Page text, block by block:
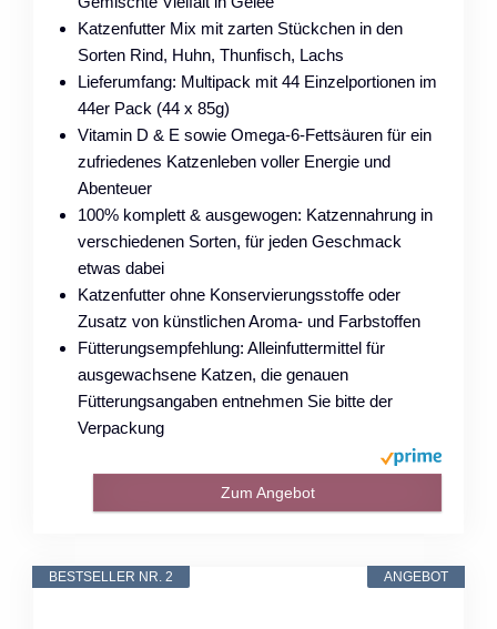
Katzenfutter Mix mit zarten Stückchen in den
Sorten Rind, Huhn, Thunfisch, Lachs
Lieferumfang: Multipack mit 44 Einzelportionen im
44er Pack (44 x 85g)
Vitamin D & E sowie Omega-6-Fettsäuren für ein
zufriedenes Katzenleben voller Energie und
Abenteuer
100% komplett & ausgewogen: Katzennahrung in
verschiedenen Sorten, für jeden Geschmack
etwas dabei
Katzenfutter ohne Konservierungsstoffe oder
Zusatz von künstlichen Aroma- und Farbstoffen
Fütterungsempfehlung: Alleinfuttermittel für
ausgewachsene Katzen, die genauen
Fütterungsangaben entnehmen Sie bitte der
Verpackung
Zum Angebot
ANGEBOT
BESTSELLER NR. 2